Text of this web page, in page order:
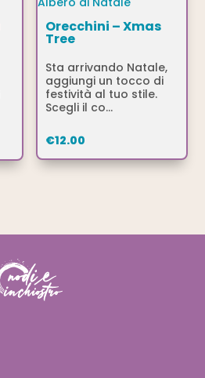
Orecchini – Xmas
Tree
Sta arrivando Natale,
aggiungi un tocco di
festività al tuo stile.
Scegli il co...
€12.00